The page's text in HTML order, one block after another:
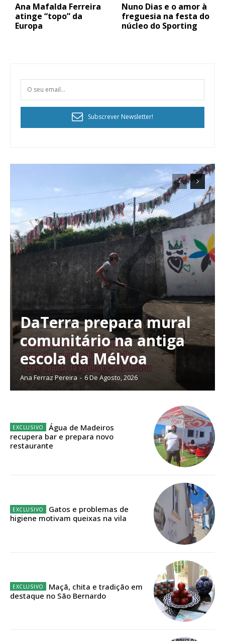
Planos de Assinatura
Faça-se assinante do Região de Cister e ajude-nos a manter este serviço
Sendo assinante terá acesso a todos os conteúdos exclusivos e versões
12 meses
Ana Mafalda Ferreira
atinge “topo” da
Europa
Nuno Dias e o amor à
freguesia na festa do
núcleo do Sporting
Subscrever Newsletter!
DaTerra prepara mural
comunitário na antiga
escola da Mélvoa
Ana Ferraz Pereira - 6 De Agosto, 2026
Água de Madeiros
recupera bar e prepara novo
restaurante
Gatos e problemas de
higiene motivam queixas na vila
Maçã, chita e tradição em
destaque no São Bernardo